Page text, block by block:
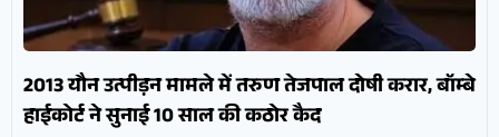
2013 यौन उत्पीड़न मामले में तरुण तेजपाल दोषी करार, बॉम्बे
हाईकोर्ट ने सुनाई 10 साल की कठोर कैद